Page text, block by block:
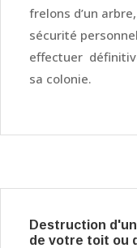
frelons d’un
sécurité
effectuer
sa colonie.
Destruction
de votre toit ou